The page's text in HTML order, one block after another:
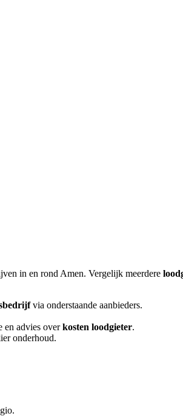
in en rond Amen. Vergelijk meerdere
via onderstaande aanbieders.
en advies overkosten loodgieter.
onderhoud.